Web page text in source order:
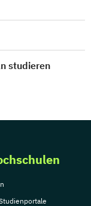
studieren